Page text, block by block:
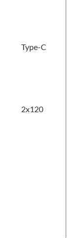
Type-C
2x120